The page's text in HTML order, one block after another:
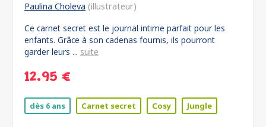
Paulina Choleva (illustrateur)
Ce carnet secret est le journal intime parfait pour les
enfants. Grâce à son cadenas fournis, ils pourront
garder leurs ... suite
12.95 €
dès 6 ans Carnet secret Cosy Jungle